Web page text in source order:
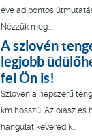
éve ad pontos
Nézzük meg...
A szlovén
legjobb
fel Ön is!
Szlovénia népszerű
km hosszú. Az olasz és
hangulat keveredik...